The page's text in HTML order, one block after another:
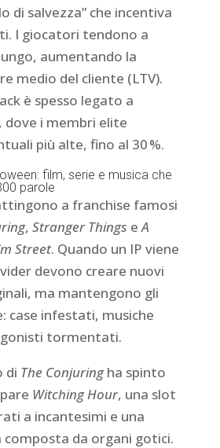
di salvezza” che incentiva
I giocatori tendono a
aumentando la
medio del cliente (LTV).
è spesso legato a
dove i membri elite
più alte, fino al 30 %.
film, serie e musica che
parole
a franchise famosi
, Stranger Things eA
Street. Quando un IP viene
devono creare nuovi
ma mantengono gli
case infestati, musiche
tormentati.
di The Conjuringha spinto
Witching Hour, una slot
a incantesimi e una
composta da organi gotici.